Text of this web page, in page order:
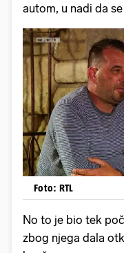
autom, u nadi da
Foto: RTL
No to je bio tek
zbog njega dala